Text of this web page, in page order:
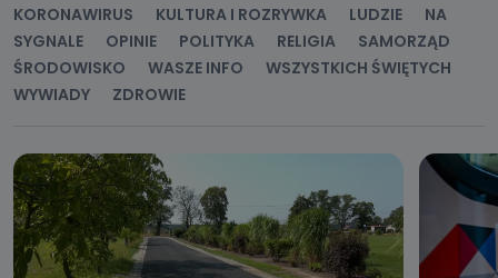
KORONAWIRUS
KULTURA I ROZRYWKA LUDZIE
NA
SYGNALE
OPINIE POLITYKA RELIGIA
SAMORZĄD
ŚRODOWISKO
WASZE INFO
WSZYSTKICH ŚWIĘTYCH
WYWIADY
ZDROWIE